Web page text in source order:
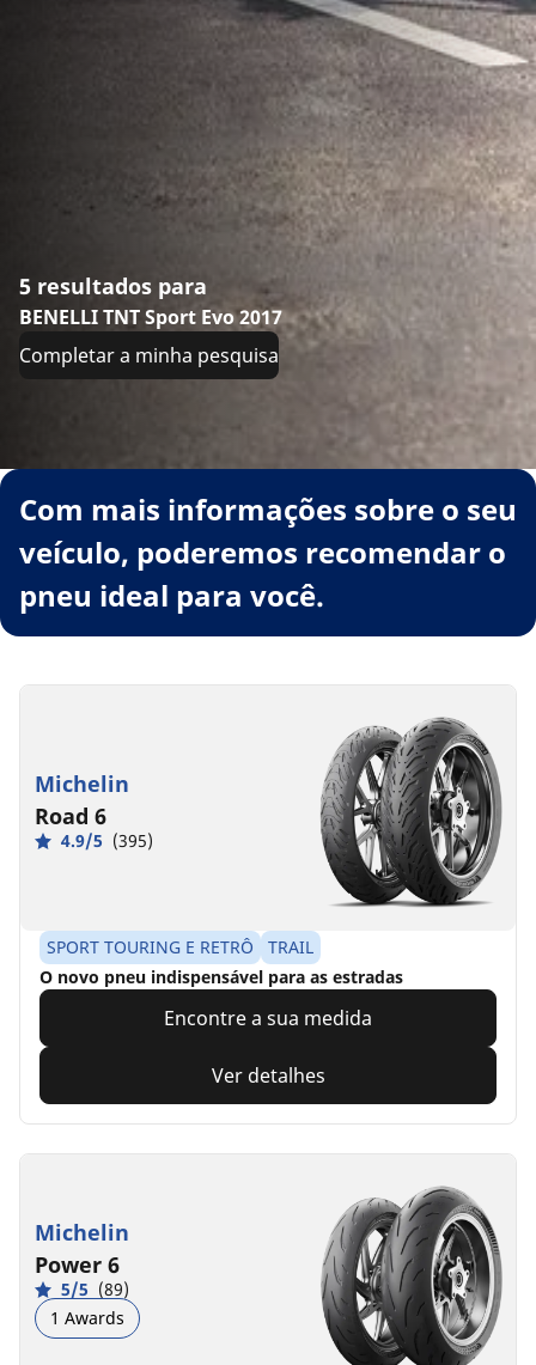
5 resultados para
BENELLI TNT Sport Evo 2017
Completar a minha pesquisa
Com mais informações sobre o seu
veículo, poderemos recomendar o
pneu ideal para você.
Michelin
Road 6
4.9/5 (395)
SPORT TOURING E RETRÔ
TRAIL
O novo pneu indispensável para as estradas
Encontre a sua medida
Ver detalhes
Michelin
Power 6
5/5 (89)
1 Awards